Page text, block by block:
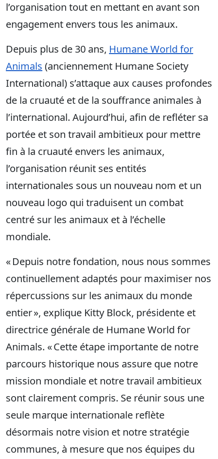
l’organisation tout en mettant en avant son
engagement envers tous les animaux.
Depuis plus de 30 ans, Humane World for
Animals (anciennement Humane Society
International) s’attaque aux causes profondes
de la cruauté et de la souffrance animales à
l’international. Aujourd’hui, afin de refléter sa
portée et son travail ambitieux pour mettre
fin à la cruauté envers les animaux,
l’organisation réunit ses entités
internationales sous un nouveau nom et un
nouveau logo qui traduisent un combat
centré sur les animaux et à l’échelle
mondiale.
« Depuis notre fondation, nous nous sommes
continuellement adaptés pour maximiser nos
répercussions sur les animaux du monde
entier », explique Kitty Block, présidente et
directrice générale de Humane World for
Animals. « Cette étape importante de notre
parcours historique nous assure que notre
mission mondiale et notre travail ambitieux
sont clairement compris. Se réunir sous une
seule marque internationale reflète
désormais notre vision et notre stratégie
communes, à mesure que nos équipes du